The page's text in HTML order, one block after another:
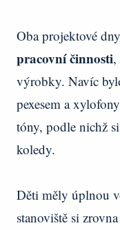
Oba projektové
pracovní činnosti
výrobky. Navíc
pexesem a
tóny, podle nichž
koledy.
Děti měly úplnou
stanoviště si